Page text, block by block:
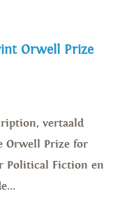
Orwell Prize
vertaald
Orwell Prize for
Political Fiction en